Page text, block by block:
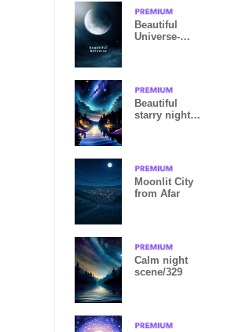
Beautiful
Universe-
Beautiful
starry night
Moonlit City
from Afar
Calm night
scene/329